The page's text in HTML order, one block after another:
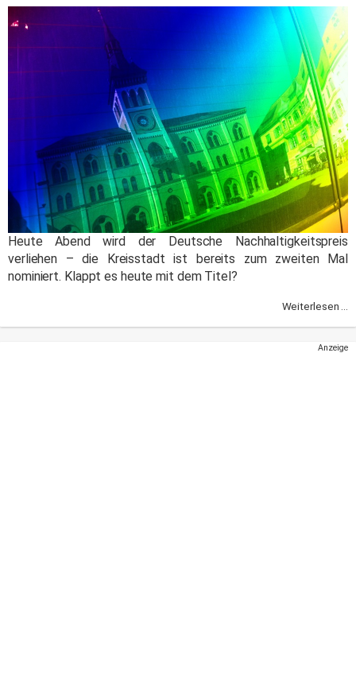
Heute Abend wird der Deutsche Nachhaltigkeitspreis
verliehen – die Kreisstadt ist bereits zum zweiten Mal
nominiert. Klappt es heute mit dem Titel?
Weiterlesen ...
Anzeige